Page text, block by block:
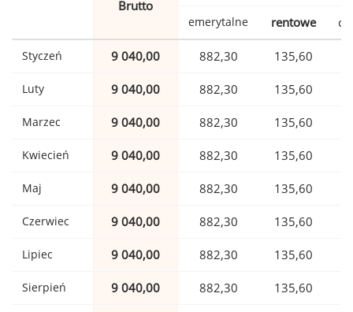
Brutto
emerytalne rentowe
Styczeń 9 040,00 882,30 135,60
Luty 9 040,00 882,30 135,60
Marzec 9 040,00 882,30 135,60
Kwiecień 9 040,00 882,30 135,60
Maj 9 040,00 882,30 135,60
Czerwiec 9 040,00 882,30 135,60
Lipiec 9 040,00 882,30 135,60
Sierpień 9 040,00 882,30 135,60